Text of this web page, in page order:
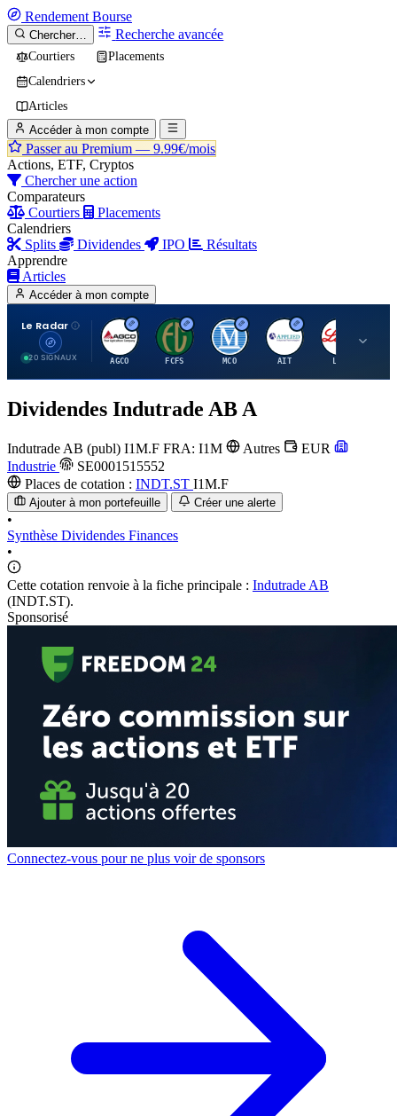
Rendement Bourse
Chercher… Recherche avancée
Courtiers
Placements
Calendriers
Articles
Accéder à mon compte
Passer au Premium — 9.99€/mois
Actions, ETF, Cryptos
Chercher une action
Comparateurs
Courtiers
Placements
Calendriers
Splits
Dividendes IPO
Résultats
Apprendre
Articles
Accéder à mon compte
Le Radar
20 SIGNAUX
A
AGCO
F
FCFS
M
MCO
A
AIT
Dividendes Indutrade AB A
Indutrade AB (publ) I1M.F FRA: I1M Autres
EUR
Industrie
SE0001515552
Places de cotation : INDT.ST I1M.F
Ajouter à mon portefeuille Créer une alerte
•
Synthèse Dividendes Finances
•
Cette cotation renvoie à la fiche principale : Indutrade AB
(INDT.ST).
Sponsorisé
Connectez-vous pour ne plus voir de sponsors